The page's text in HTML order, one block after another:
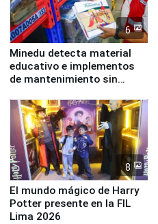
6
Minedu detecta material
educativo e implementos
de mantenimiento sin
la UGEL 2
8
El mundo mágico de Harry
Potter presente en la FIL
Lima 2026